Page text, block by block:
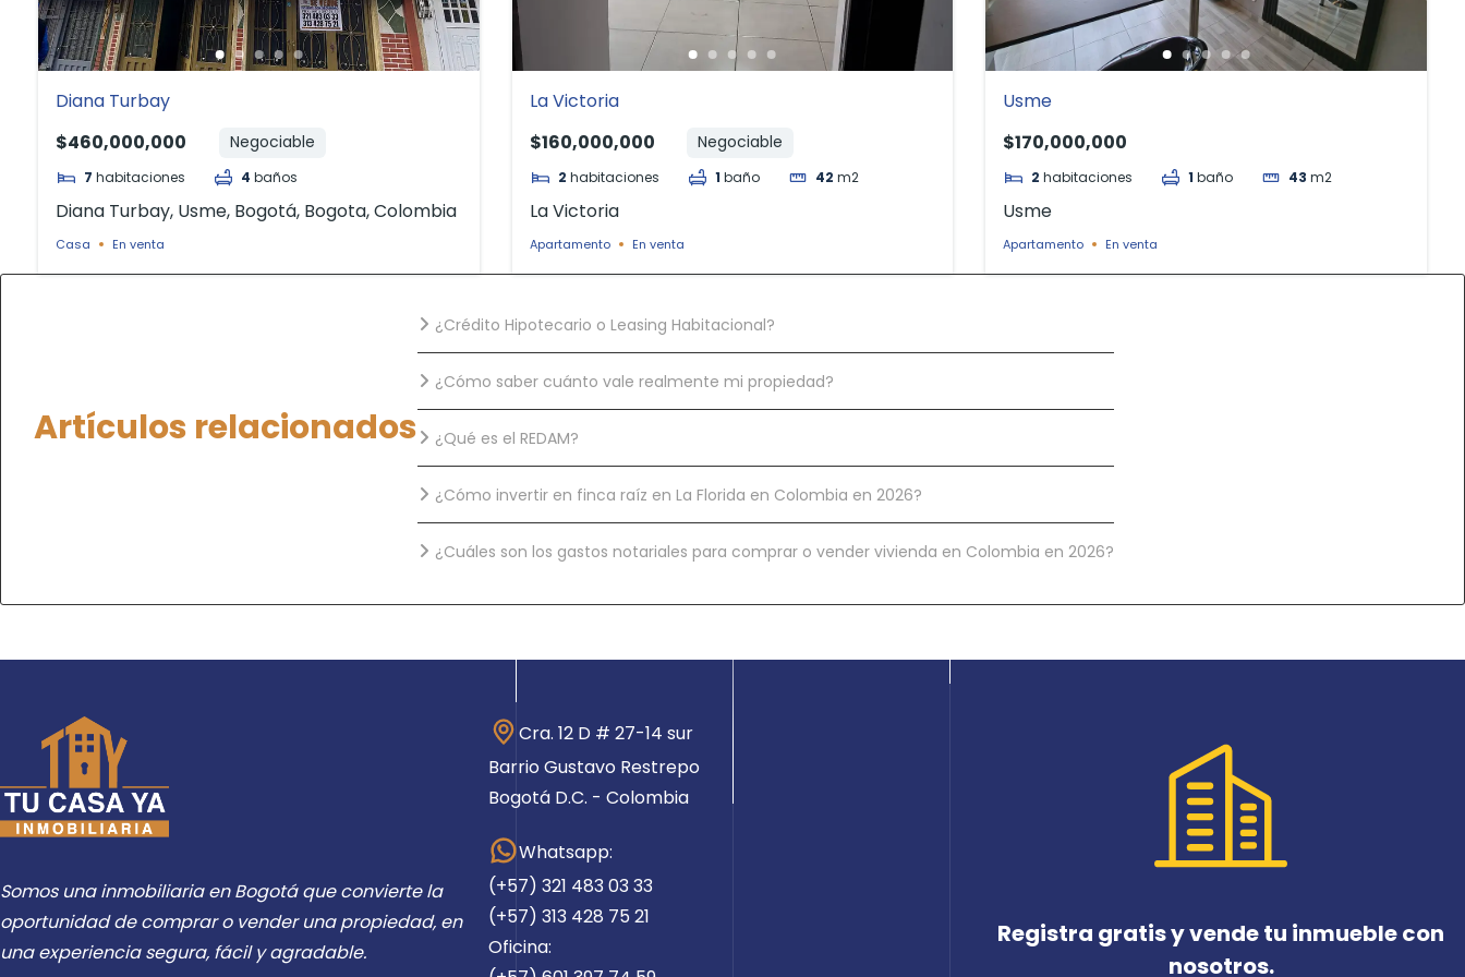
Diana Turbay
$460,000,000
Negociable
7 habitaciones 4 baños
Diana Turbay, Usme, Bogotá, Bogota, Colombia
Casa En venta
La Victoria
$160,000,000
Negociable
2 habitaciones 1 baño 42 m2
La Victoria
Apartamento En venta
Usme
$170,000,000
2 habitaciones 1 baño 43 m2
Usme
Apartamento En venta
Artículos relacionados
¿Crédito Hipotecario o Leasing Habitacional?
¿Cómo saber cuánto vale realmente mi propiedad?
¿Qué es el REDAM?
¿Cómo invertir en finca raíz en La Florida en Colombia en 2026?
¿Cuáles son los gastos notariales para comprar o vender vivienda en Colombia en 2026?
Somos una inmobiliaria en Bogotá que convierte la
oportunidad de comprar o vender una propiedad, en
una experiencia segura, fácil y agradable.
Cra. 12 D # 27-14 sur
Barrio Gustavo Restrepo
Bogotá D.C. - Colombia
Whatsapp:
(+57) 321 483 03 33
(+57) 313 428 75 21
Oficina:
Registra gratis y vende tu inmueble con
nosotros.